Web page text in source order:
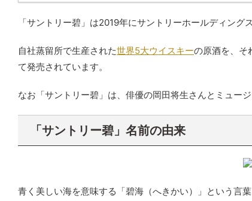
「サントリー碧」は2019年にサントリーホールディング
自社蒸留所で生産された世界5大ウイスキーの原酒を、そ
て発売されています。
なお「サントリー碧」は、俳優の岡田将生さんとミュー
「サントリー碧」名前の由来
青く美しい海を意味する「碧海（へきかい）」という言